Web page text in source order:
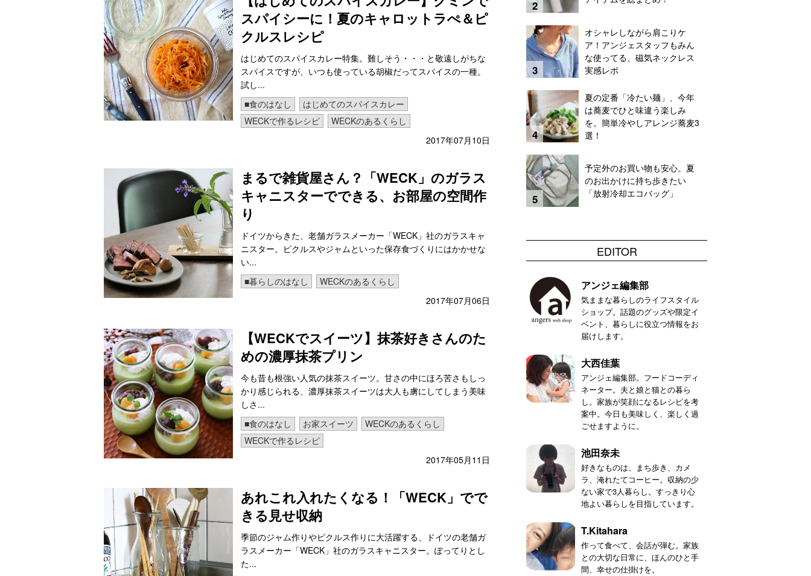
スパイシーに！夏のキャロットラぺ＆ピ
クルスレシピ
はじめてのスパイスカレー特集。難しそう・・・と敬遠しがちな
スパイスですが、いつも使っている胡椒だってスパイスの一種。
試し...
■食のはなし
はじめてのスパイスカレー
WECKで作るレシピ
WECKのあるくらし
2017年07月10日
まるで雑貨屋さん？「WECK」のガラス
キャニスターでできる、お部屋の空間作
り
ドイツからきた、老舗ガラスメーカー「WECK」社のガラスキャ
ニスター。ピクルスやジャムといった保存食づくりにはかかせな
い...
■暮らしのはなし
WECKのあるくらし
2017年07月06日
【WECKでスイーツ】抹茶好きさんのた
めの濃厚抹茶プリン
今も昔も根強い人気の抹茶スイーツ。甘さの中にほろ苦さもしっ
かり感じられる、濃厚抹茶スイーツは大人も虜にしてしまう美味
しさ...
■食のはなし
お家スイーツ
WECKのあるくらし
WECKで作るレシピ
2017年05月11日
あれこれ入れたくなる！「WECK」でで
きる見せ収納
季節のジャム作りやピクルス作りに大活躍する、ドイツの老舗ガ
ラスメーカー「WECK」社のガラスキャニスター。ぽってりとし
た...
オシャレしながら肩こりケ
ア！アンジェスタッフもみん
な使ってる、磁気ネックレス
実感レポ
夏の定番「冷たい麺」、今年
は蕎麦でひと味違う楽しみ
を。簡単冷やしアレンジ蕎麦3
選！
予定外のお買い物も安心。夏
のお出かけに持ち歩きたい
「放射冷却エコバッグ」
EDITOR
アンジェ編集部
気ままな暮らしのライフスタイル
ショップ。話題のグッズや限定イ
ベント、暮らしに役立つ情報をお
届けします。
大西佳葉
アンジェ編集部。フードコーディ
ネーター。夫と娘と猫との暮ら
し。家族が笑顔になるレシピを考
案中。今日も美味しく、楽しく過
ごせますように。
池田奈未
好きなものは、まち歩き、カメ
ラ、淹れたてコーヒー。収納の少
ない家で3人暮らし。すっきり心
地よい暮らしを目指しています。
T.Kitahara
作って食べて、会話が弾む。家族
との大切な日常に、ほんのひと手
間、幸せの仕掛けを。